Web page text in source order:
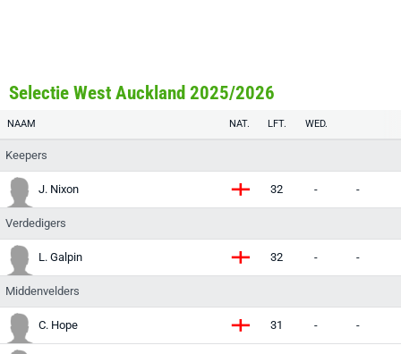
Selectie West Auckland 2025/2026
NAAM NAT. LFT. WED.
Keepers
J. Nixon 32 - -
Verdedigers
L. Galpin 32 - -
Middenvelders
C. Hope 31 - -